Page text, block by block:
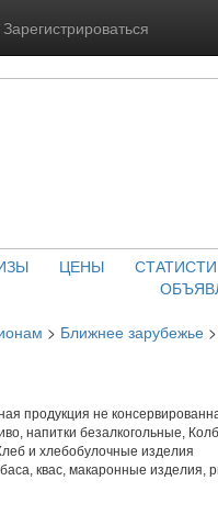
Зарегистрироваться
ЦЕНЫ
> Ближнее зарубежье
продукция не
напитки безалкогольные,
и хлебобулочные изделия
квас, макаронные изделия,